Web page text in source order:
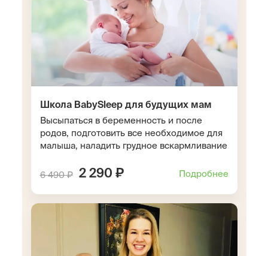
Школа BabySleep для будущих мам
Высыпаться в беременность и после
родов, подготовить все необходимое для
малыша, наладить грудное вскармливание
6 490 ₽ 2 290 ₽ Подробнее